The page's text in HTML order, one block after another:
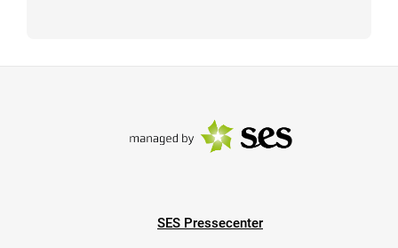
SES Pressecenter